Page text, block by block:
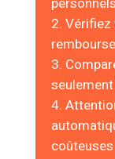
Vérifiez
coûteuses